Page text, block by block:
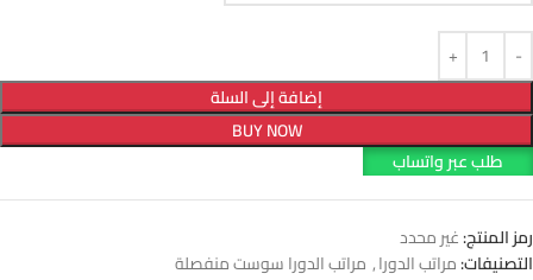
إضافة إلى السلة
BUY NOW
طلب عبر واتساب
رمز المنتج:غير محدد
التصنيفات:مراتب الدورا, مراتب الدورا سوست منفصلة